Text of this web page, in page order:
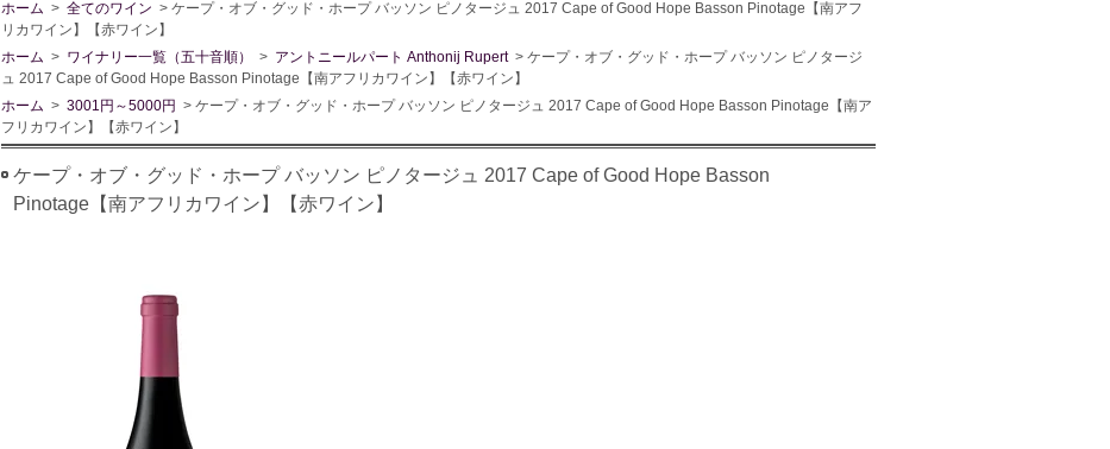
ホーム > 全てのワイン > ケープ・オブ・グッド・ホープ バッソン ピノタージュ 2017 Cape of Good Hope Basson Pinotage【南アフ
リカワイン】【赤ワイン】
ホーム > ワイナリー一覧（五十音順） > アントニールパート Anthonij Rupert > ケープ・オブ・グッド・ホープ バッソン ピノタージ
ュ 2017 Cape of Good Hope Basson Pinotage【南アフリカワイン】【赤ワイン】
ホーム > 3001円～5000円 > ケープ・オブ・グッド・ホープ バッソン ピノタージュ 2017 Cape of Good Hope Basson Pinotage【南ア
フリカワイン】【赤ワイン】
ケープ・オブ・グッド・ホープ バッソン ピノタージュ 2017 Cape of Good Hope Basson
Pinotage【南アフリカワイン】【赤ワイン】